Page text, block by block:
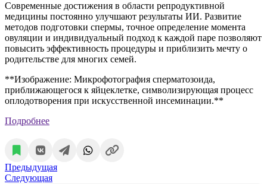
Современные достижения в области репродуктивной
медицины постоянно улучшают результаты ИИ. Развитие
методов подготовки спермы, точное определение момента
овуляции и индивидуальный подход к каждой паре позволяют
повысить эффективность процедуры и приблизить мечту о
родительстве для многих семей.
**Изображение: Микрофотография сперматозоида,
приближающегося к яйцеклетке, символизирующая процесс
оплодотворения при искусственной инсеминации.**
Подробнее
Предыдущая
Следующая